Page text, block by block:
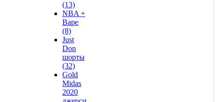
(13)
NBA +
Bape
(8)
Just
Don
шорты
(32)
Gold
Midas
2020